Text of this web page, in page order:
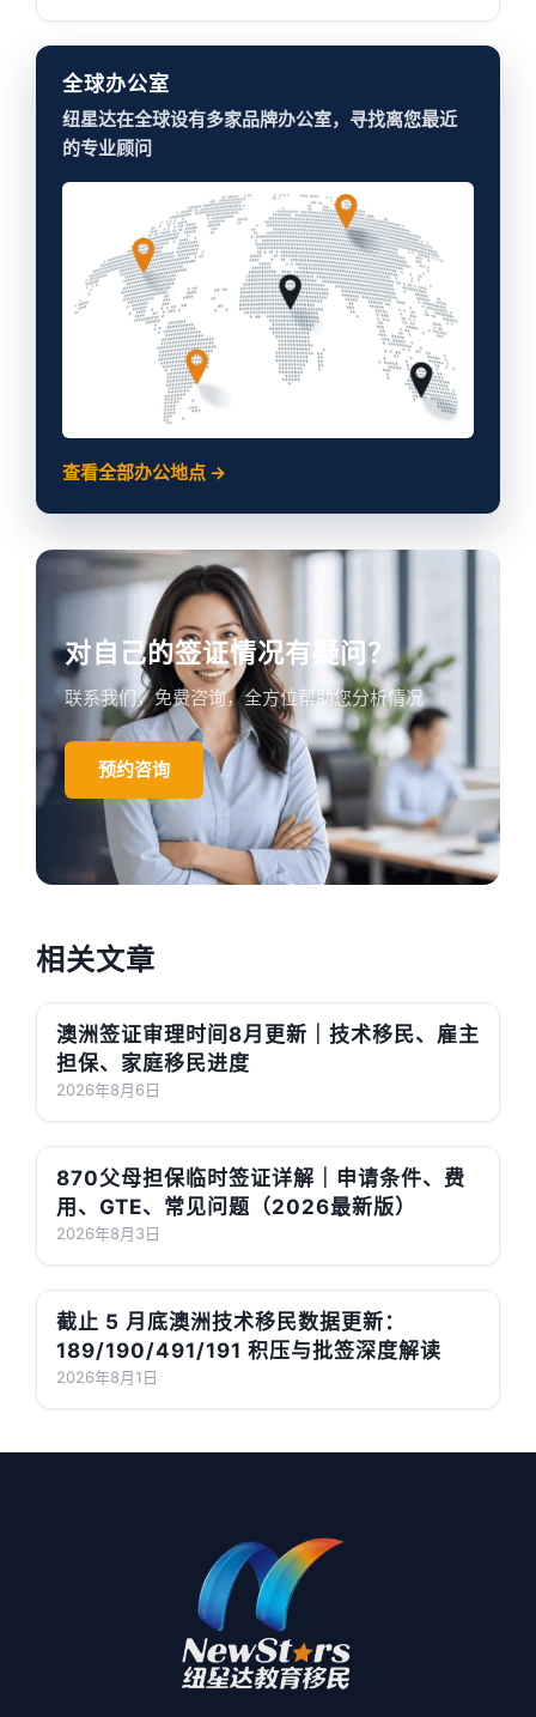
全球办公室
纽星达在全球设有多家品牌办公室，寻找离您最近
的专业顾问
查看全部办公地点 →
对自己的签证情况有疑问？
联系我们，免费咨询，全方位帮助您分析情况
预约咨询
相关文章
澳洲签证审理时间8月更新｜技术移民、雇主
担保、家庭移民进度
2026年8月6日
870父母担保临时签证详解｜申请条件、费
用、GTE、常见问题（2026最新版）
2026年8月3日
截止 5 月底澳洲技术移民数据更新：
189/190/491/191 积压与批签深度解读
2026年8月1日